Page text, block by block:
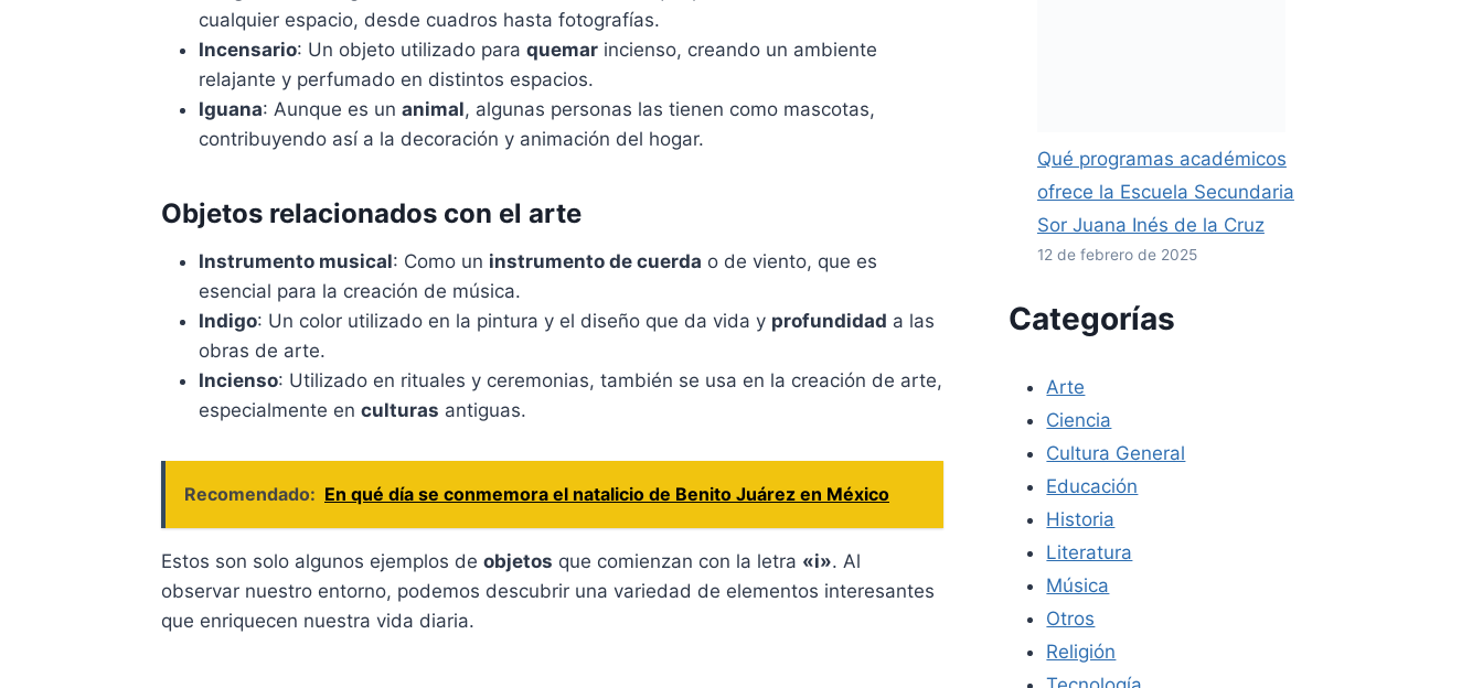
cualquier espacio, desde cuadros hasta fotografías.
Incensario: Un objeto utilizado para quemar incienso, creando un ambiente
relajante y perfumado en distintos espacios.
Iguana: Aunque es un animal, algunas personas las tienen como mascotas,
contribuyendo así a la decoración y animación del hogar.
Objetos relacionados con el arte
Instrumento musical: Como un instrumento de cuerda o de viento, que es
esencial para la creación de música.
Indigo: Un color utilizado en la pintura y el diseño que da vida y profundidad a las
obras de arte.
Incienso: Utilizado en rituales y ceremonias, también se usa en la creación de arte,
especialmente en culturas antiguas.
Recomendado: En qué día se conmemora el natalicio de Benito Juárez en México
Estos son solo algunos ejemplos de objetos que comienzan con la letra «i». Al
observar nuestro entorno, podemos descubrir una variedad de elementos interesantes
que enriquecen nuestra vida diaria.
Qué programas académicos
ofrece la Escuela Secundaria
Sor Juana Inés de la Cruz
12 de febrero de 2025
Categorías
Arte
Ciencia
Cultura General
Educación
Historia
Literatura
Música
Otros
Religión